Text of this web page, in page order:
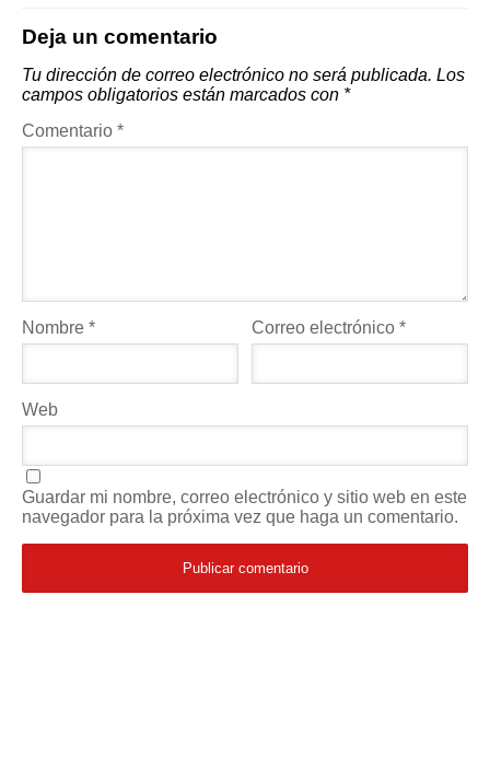
Deja un comentario
Tu dirección de correo electrónico no será publicada. Los
campos obligatorios están marcados con *
Comentario *
Nombre * Correo electrónico*
Web
Guardar mi nombre, correo electrónico y sitio web en este
navegador para la próxima vez que haga un comentario.